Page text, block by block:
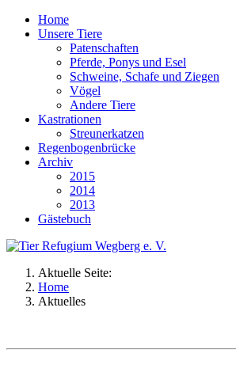
Home
Unsere Tiere
Patenschaften
Pferde, Ponys und Esel
Schweine, Schafe und Ziegen
Vögel
Andere Tiere
Kastrationen
Streunerkatzen
Regenbogenbrücke
Archiv
2015
2014
2013
Gästebuch
Aktuelle Seite:
Home
Aktuelles